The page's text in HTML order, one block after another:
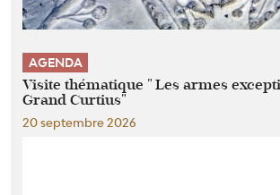
AGENDA
Visite thématique " Les armes
Grand Curtius"
20 septembre 2026